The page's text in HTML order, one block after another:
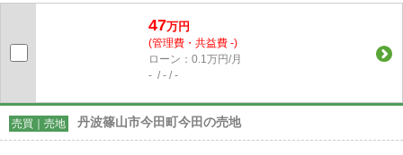
47万円
(管理費・共益費 -)
ローン：0.1万円/月
- / - / -
売買｜売地 丹波篠山市今田町今田の売地